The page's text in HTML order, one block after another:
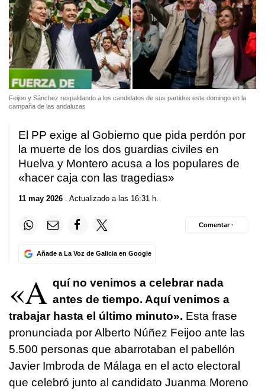
Feijoo y Sánchez respaldando a los candidatos de sus partidos este domingo en la
campaña de las andaluzas
El PP exige al Gobierno que pida perdón por
la muerte de los dos guardias civiles en
Huelva y Montero acusa a los populares de
«hacer caja con las tragedias»
11 may 2026 . Actualizado a las 16:31 h.
Añade a La Voz de Galicia en Google
Comentar ·
«A quí no venimos a celebrar nada
antes de tiempo. Aquí venimos a
trabajar hasta el último minuto». Esta frase
pronunciada por Alberto Núñez Feijoo ante las
5.500 personas que abarrotaban el pabellón
Javier Imbroda de Málaga en el acto electoral
que celebró junto al candidato Juanma Moreno